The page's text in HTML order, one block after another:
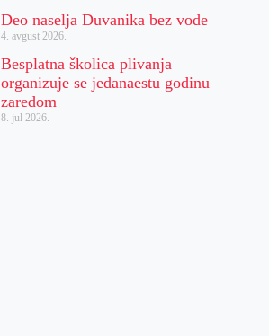
Deo naselja Duvanika bez vode
4. avgust 2026.
Besplatna školica plivanja
organizuje se jedanaestu godinu
zaredom
8. jul 2026.